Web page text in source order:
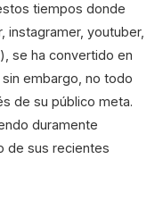
tiempos donde
instagramer, youtuber,
se ha convertido en
embargo, no todo
de su público meta.
duramente
de sus recientes